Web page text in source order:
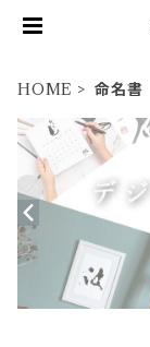
HOME 命名書